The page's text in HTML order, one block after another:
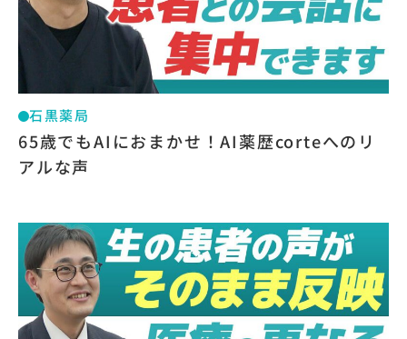
石黒薬局
65歳でもAIにおまかせ！AI薬歴corteへのリ
アルな声